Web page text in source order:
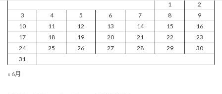
1
2
3
4 5 6 7 8
9
10
11 12 13 14 15
16
17
18 19 20 21 22
23
24
25 26 27 28 29
30
31
« 6月